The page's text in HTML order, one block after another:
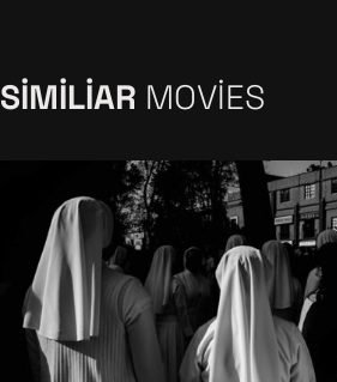
SIMILIAR MOVIES